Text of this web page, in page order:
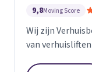
9,8Moving Score
Wij zijn
van